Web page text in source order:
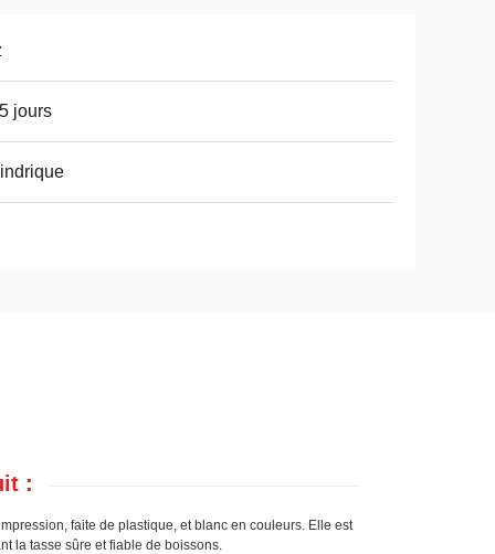
jours
:
faite de plastique, et blanc en couleurs. Elle est
la tasse sûre et fiable de boissons.